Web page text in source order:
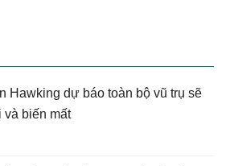
Hawking dự báo toàn bộ vũ trụ sẽ
và biến mất